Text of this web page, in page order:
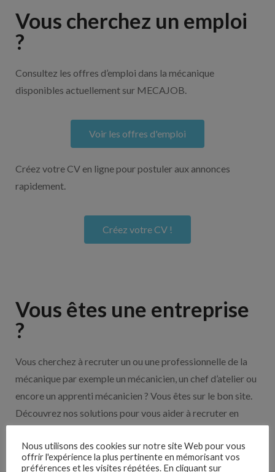
Vous cherchez un emploi
?
Consultez les offres d’emploi dans la mécanique
disponibles actuellement sur MECAJOB.
Voir les offres d'emploi
Créez votre CV en ligne pour postuler aux annonces
rapidement.
Créez votre CV !
Vous êtes une entreprise
?
Vous cherchez à recruter un ou une professionnelle de la
mécanique par exemple un mécanicien, un chef d’atelier ou
encore un apprenti mécanicien ? Vous êtes sur le bon site.
Découvrez nos solutions pour vous aider à recruter en
Nous utilisons des cookies sur notre site Web pour vous
offrir l'expérience la plus pertinente en mémorisant vos
préférences et les visites répétées. En cliquant sur